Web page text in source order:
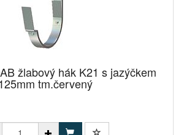
žlabový hák K21 s jazýčkem
tm.červený